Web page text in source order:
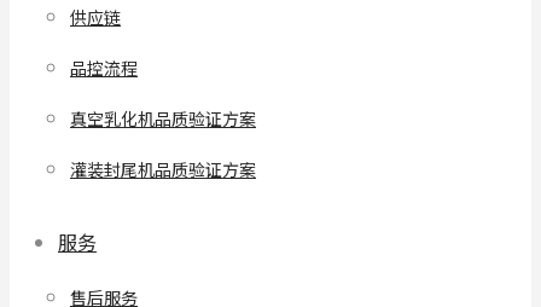
供应链
品控流程
真空乳化机品质验证方案
灌装封尾机品质验证方案
服务
售后服务